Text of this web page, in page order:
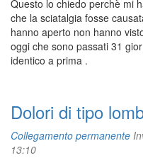
Questo lo chiedo perchè mi
che la sciatalgia fosse
hanno aperto non hanno
oggi che sono passati 31
identico a prima .
Dolori di tipo
Collegamento permanente
13:10